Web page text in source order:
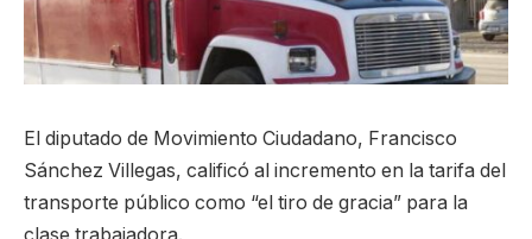
El diputado de Movimiento Ciudadano, Francisco
Sánchez Villegas, calificó al incremento en la tarifa del
transporte público como “el tiro de gracia” para la